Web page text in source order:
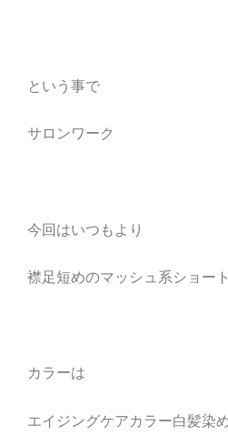
という事で
サロンワーク
今回はいつもより
襟足短めのマッシュ系ショー
カラーは
エイジングケアカラー白髪染